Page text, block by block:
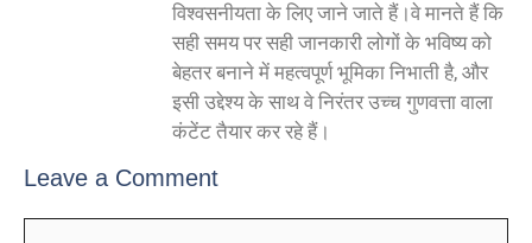
विश्वसनीयता के लिए जाने जाते हैं।वे मानते हैं कि
सही समय पर सही जानकारी लोगों के भविष्य को
बेहतर बनाने में महत्वपूर्ण भूमिका निभाती है, और
इसी उद्देश्य के साथ वे निरंतर उच्च गुणवत्ता वाला
कंटेंट तैयार कर रहे हैं।
Leave a Comment